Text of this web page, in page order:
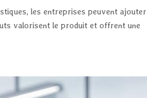
les entreprises peuvent ajouter
valorisent le produit et offrent une